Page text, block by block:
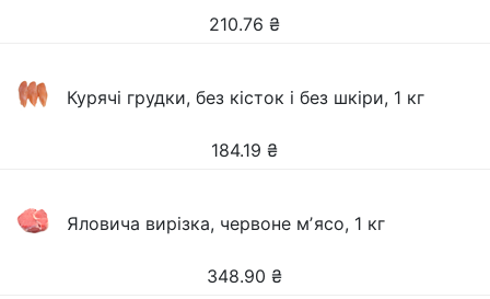
210.76 ₴
Курячі грудки, без кісток і без шкіри, 1 кг
184.19 ₴
Яловича вирізка, червоне мʼясо, 1 кг
348.90 ₴